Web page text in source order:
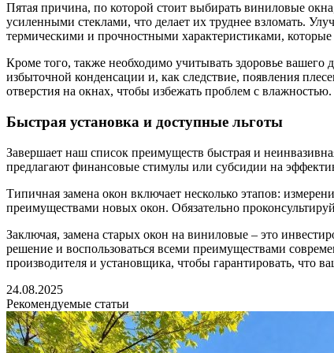
Пятая причина, по которой стоит выбирать виниловые
усиленными стеклами, что делает их труднее взломать.
термическими и прочностными характеристиками, которые
Кроме того, также необходимо учитывать здоровье
избыточной конденсации и, как следствие, появления
отверстия на окнах, чтобы избежать проблем с влажностью.
Быстрая установка и доступные льготы
Завершает наш список преимуществ быстрая и
предлагают финансовые стимулы или субсидии на
Типичная замена окон включает несколько этапов:
преимуществами новых окон. Обязательно
Заключая, замена старых окон на виниловые – это
решение и воспользоваться всеми преимуществами
производителя и установщика, чтобы гарантировать, что
24.08.2025
Рекомендуемые статьи